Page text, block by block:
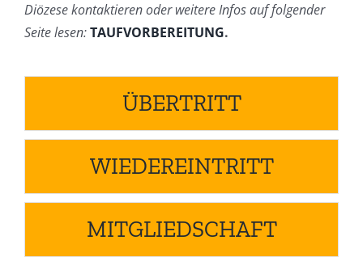
Diözese kontaktieren oder weitere Infos auf folgender
Seite lesen:TAUFVORBEREITUNG.
ÜBERTRITT
WIEDEREINTRITT
MITGLIEDSCHAFT